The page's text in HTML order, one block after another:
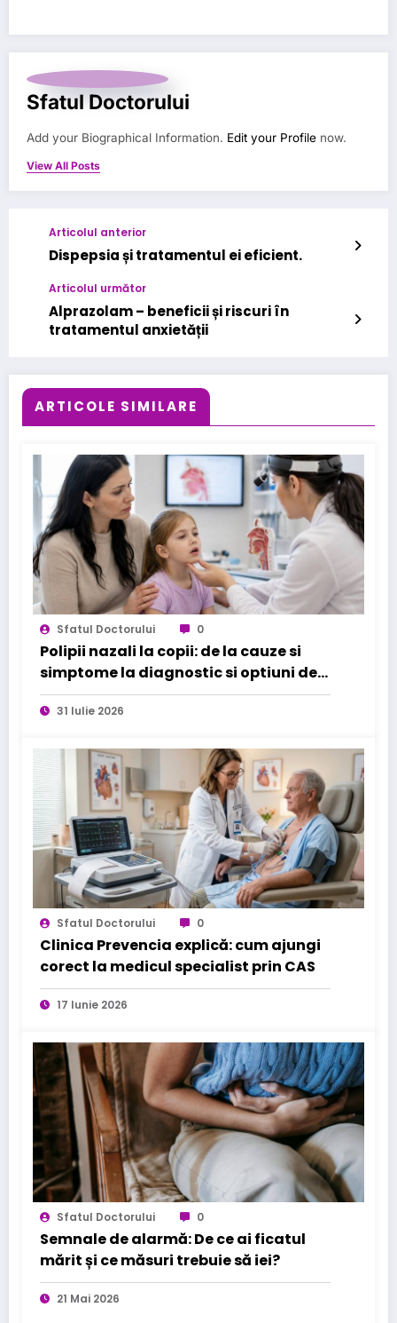
Sfatul Doctorului
Add your Biographical Information. Edit your Profile now.
View All Posts
Articolul anterior
Dispepsia și tratamentul ei eficient.
Articolul următor
Alprazolam – beneficii și riscuri în
tratamentul anxietății
ARTICOLE SIMILARE
Sfatul Doctorului 0
Polipii nazali la copii: de la cauze si
simptome la diagnostic si optiuni de
tratament
31 Iulie 2026
Sfatul Doctorului 0
Clinica Prevencia explică: cum ajungi
corect la medicul specialist prin CAS
17 Iunie 2026
Sfatul Doctorului 0
Semnale de alarmă: De ce ai ficatul
mărit și ce măsuri trebuie să iei?
21 Mai 2026